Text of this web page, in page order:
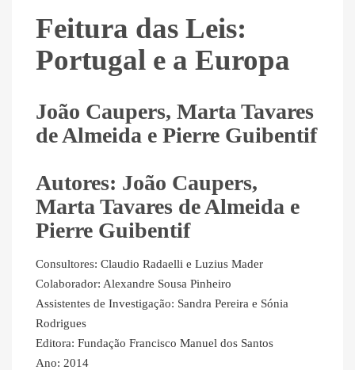
Feitura das Leis:
Portugal e a Europa
João Caupers, Marta Tavares
de Almeida e Pierre Guibentif
Autores: João Caupers,
Marta Tavares de Almeida e
Pierre Guibentif
Consultores: Claudio Radaelli e Luzius Mader
Colaborador: Alexandre Sousa Pinheiro
Assistentes de Investigação: Sandra Pereira e Sónia
Rodrigues
Editora: Fundação Francisco Manuel dos Santos
Ano: 2014